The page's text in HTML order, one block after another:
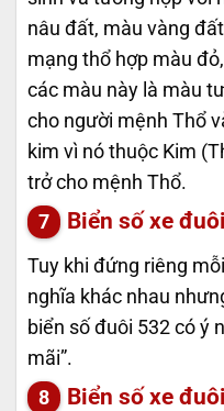
nâu đất, màu vàng
mạng thổ hợp màu
các màu này là màu
cho người mệnh Thổ
kim vì nó thuộc Kim
trở cho mệnh Thổ.
Biển số xe
Tuy khi đứng riêng
nghĩa khác nhau
biển số đuôi 532 có ý
mãi”.
Biển số xe